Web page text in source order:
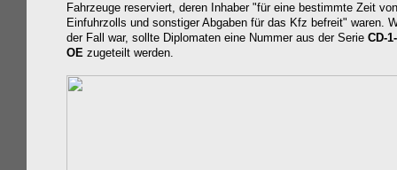
Fahrzeuge reserviert, deren Inhaber "für eine bestimmte Zeit
Einfuhrzolls und sonstiger Abgaben für das Kfz befreit" waren.
der Fall war, sollte Diplomaten eine Nummer aus der Serie CD-
OE zugeteilt werden.